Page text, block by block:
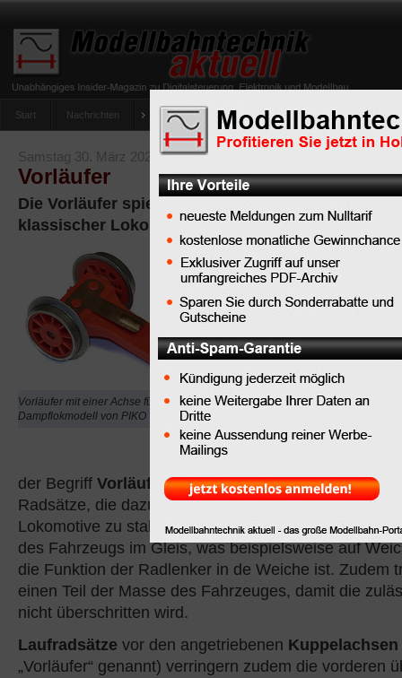
Start Nachrichten Tipps Newsletter Archiv Magazin
umfrage-viessmann-multiprotokoll-lichtdecoder
Samstag 30. März 2024
Vorläufer
Die Vorläufer spielen eine wichtige Rolle für das
klassischer Lokomotiven
Vorläufer mit einer Achse für ein H0-
Dampflokmodell von PIKO
AlsVorläufer
werden nicht
angetriebene
Radsätze einer
Lokomotive
Laufachse ist in der
ebenfalls gebräuchlich,
Lokomotiven von der
nicht von der
der Begriff Vorläuferdas vordere Radpaar bzw. die
Radsätze, die dazu dienen, die Spur zu halten und
Lokomotive zu stabilisieren. Laufachsen
des Fahrzeugs im Gleis, was beispielsweise auf
die Funktion der Radlenker in de Weiche ist. Zudem
einen Teil der Masse des Fahrzeuges, damit die
nicht überschritten wird.
Laufradsätze vor den angetriebenen Kuppelachsen
„Vorläufer“ genannt) verringern zudem die vorderen